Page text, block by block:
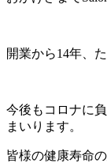
開業から14年、
今後もコロナに
まいります。
皆様の健康寿命